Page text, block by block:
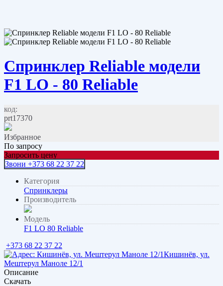
Спринклер Reliable модели
F1 LO - 80 Reliable
код:
prt17370
Избранное
По запросу
Запросить цену
Звони +373 68 22 37 22
Категория
Спринклеры
Производитель
Модель
F1 LO 80 Reliable
+373 68 22 37 22
Кишинёв, ул.
Мештерул Маноле 12/1
Описание
Скачать